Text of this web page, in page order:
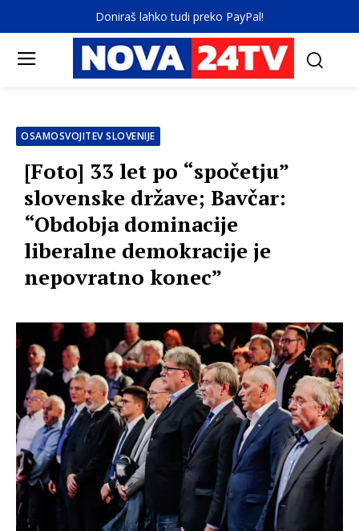
Doniraš lahko tudi preko PayPal!
OSAMOSVOJITEV SLOVENIJE
[Foto] 33 let po “spočetju”
slovenske države; Bavčar:
“Obdobja dominacije
liberalne demokracije je
nepovratno konec”